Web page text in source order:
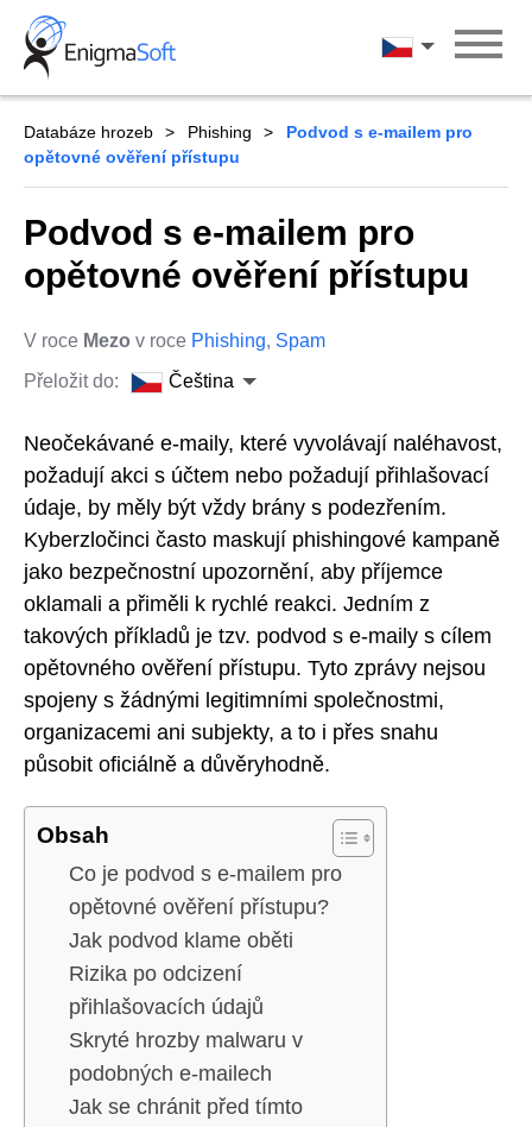
Skip
content
Čeština
Databáze hrozeb Phishing
Podvod s e-mailem pro
opětovné ověření přístupu
Podvod s e-mailem pro
opětovné ověření přístupu
V roce Mezo v roce Phishing, Spam
Přeložit do:
Čeština
Neočekávané e-maily, které vyvolávají naléhavost,
požadují akci s účtem nebo požadují přihlašovací
údaje, by měly být vždy brány s podezřením.
Kyberzločinci často maskují phishingové kampaně
jako bezpečnostní upozornění, aby příjemce
oklamali a přiměli k rychlé reakci. Jedním z
takových příkladů je tzv. podvod s e-maily s cílem
opětovného ověření přístupu. Tyto zprávy nejsou
spojeny s žádnými legitimními společnostmi,
organizacemi ani subjekty, a to i přes snahu
působit oficiálně a důvěryhodně.
Obsah
Co je podvod s e-mailem pro
opětovné ověření přístupu?
Jak podvod klame oběti
Rizika po odcizení
přihlašovacích údajů
Skryté hrozby malwaru v
podobných e-mailech
Jak se chránit před tímto